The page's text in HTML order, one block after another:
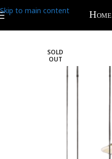
Skip to main content
SOLD
OUT